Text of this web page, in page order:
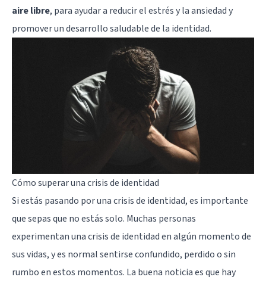
aire libre, para ayudar a reducir el estrés y la ansiedad y
promover un desarrollo saludable de la identidad.
Cómo superar una crisis de identidad
Si estás pasando por una crisis de identidad, es importante
que sepas que no estás solo. Muchas personas
experimentan una crisis de identidad en algún momento de
sus vidas, y es normal sentirse confundido, perdido o sin
rumbo en estos momentos. La buena noticia es que hay